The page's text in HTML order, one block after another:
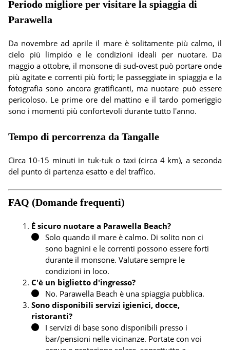
Periodo migliore per visitare la spiaggia di
Parawella
Da novembre ad aprile il mare è solitamente più calmo, il
cielo più limpido e le condizioni ideali per nuotare. Da
maggio a ottobre, il monsone di sud-ovest può portare onde
più agitate e correnti più forti; le passeggiate in spiaggia e la
fotografia sono ancora gratificanti, ma nuotare può essere
pericoloso. Le prime ore del mattino e il tardo pomeriggio
sono i momenti più confortevoli durante tutto l'anno.
Tempo di percorrenza da Tangalle
Circa 10-15 minuti in tuk-tuk o taxi (circa 4 km), a seconda
del punto di partenza esatto e del traffico.
FAQ (Domande frequenti)
È sicuro nuotare a Parawella Beach?
Solo quando il mare è calmo. Di solito non ci
sono bagnini e le correnti possono essere forti
durante il monsone. Valutare sempre le
condizioni in loco.
C'è un biglietto d'ingresso?
No. Parawella Beach è una spiaggia pubblica.
Sono disponibili servizi igienici, docce,
ristoranti?
I servizi di base sono disponibili presso i
bar/pensioni nelle vicinanze. Portate con voi